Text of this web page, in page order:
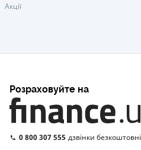
Акції
Розраховуйте на
0 800 307 555 дзвінки безкоштовні